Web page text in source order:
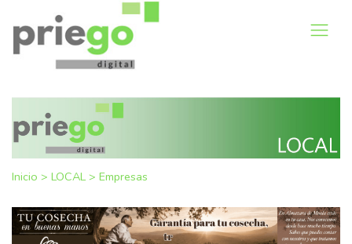
Inicio > LOCAL > Empresas